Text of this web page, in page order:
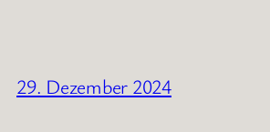
29. Dezember 2024